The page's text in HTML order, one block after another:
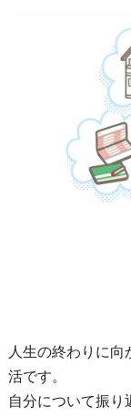
人生の終わりに
活です。
自分について振り